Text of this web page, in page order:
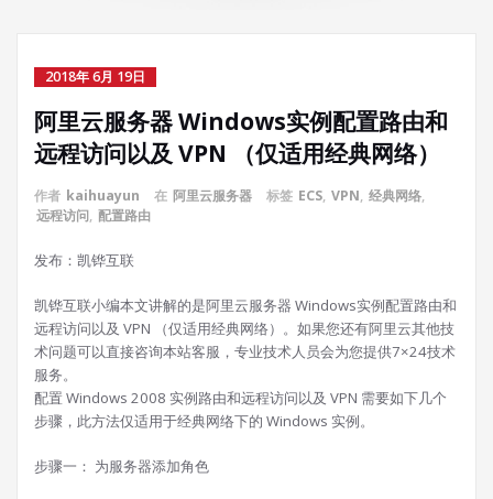
2018年 6月 19日
阿里云服务器 Windows实例配置路由和
远程访问以及 VPN （仅适用经典网络）
作者 kaihuayun 在 阿里云服务器 标签 ECS, VPN, 经典网络,
远程访问, 配置路由
发布：凯铧互联
凯铧互联小编本文讲解的是阿里云服务器 Windows实例配置路由和
远程访问以及 VPN （仅适用经典网络）。如果您还有阿里云其他技
术问题可以直接咨询本站客服，专业技术人员会为您提供7×24技术
服务。
配置 Windows 2008 实例路由和远程访问以及 VPN 需要如下几个
步骤，此方法仅适用于经典网络下的 Windows 实例。
步骤一： 为服务器添加角色